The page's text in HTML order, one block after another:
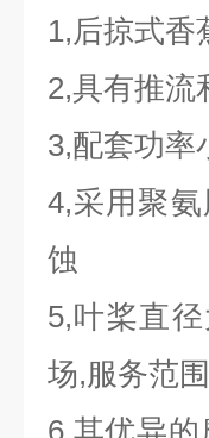
1,后掠式
2,具有推
3,配套功率
4,采用聚
蚀
5,叶桨直
场,服务范
6,其优异